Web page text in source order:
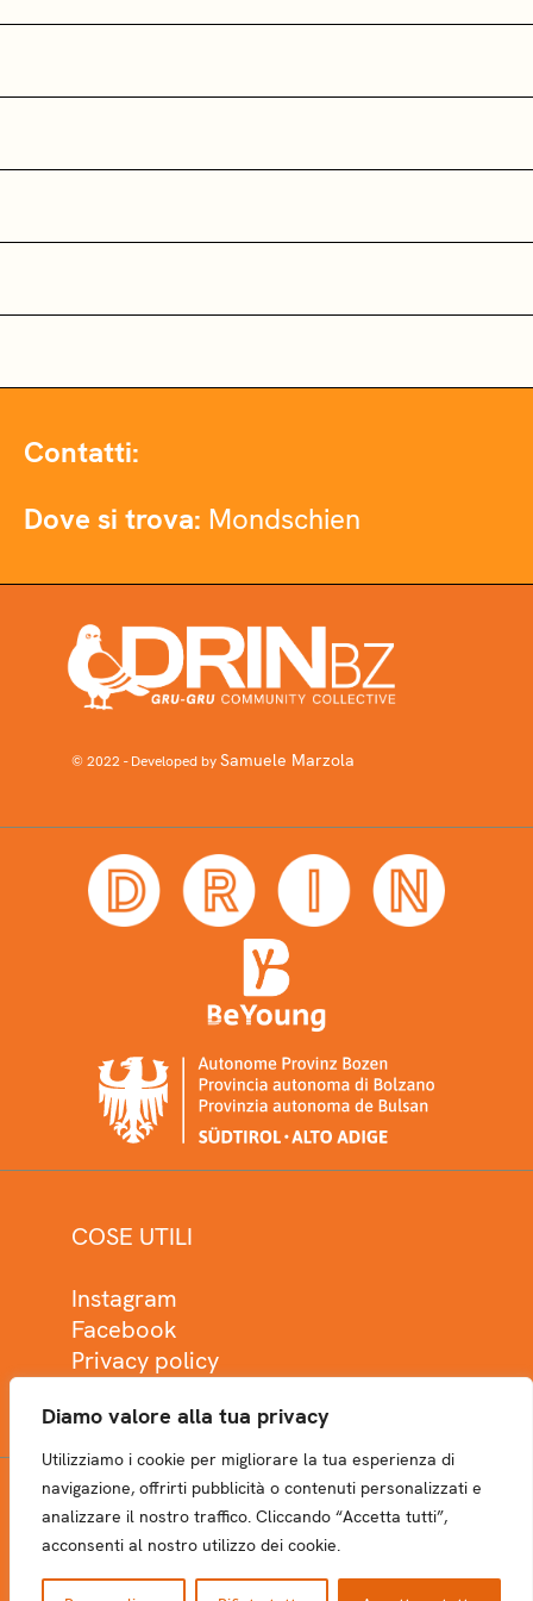
Diamo valore alla tua privacy
Utilizziamo i cookie per migliorare la tua esperienza di
navigazione, offrirti pubblicità o contenuti personalizzati e
analizzare il nostro traffico. Cliccando “Accetta tutti”,
acconsenti al nostro utilizzo dei cookie.
Contatti:
Dove si trova: Mondschien
© 2022 - Developed bySamuele Marzola
COSE UTILI
Instagram
Facebook
Privacy policy
NEWSLETTER